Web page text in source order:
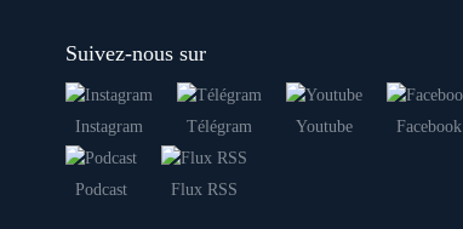
Suivez-nous sur
Instagram Télégram Youtube Facebook
Podcast Flux RSS